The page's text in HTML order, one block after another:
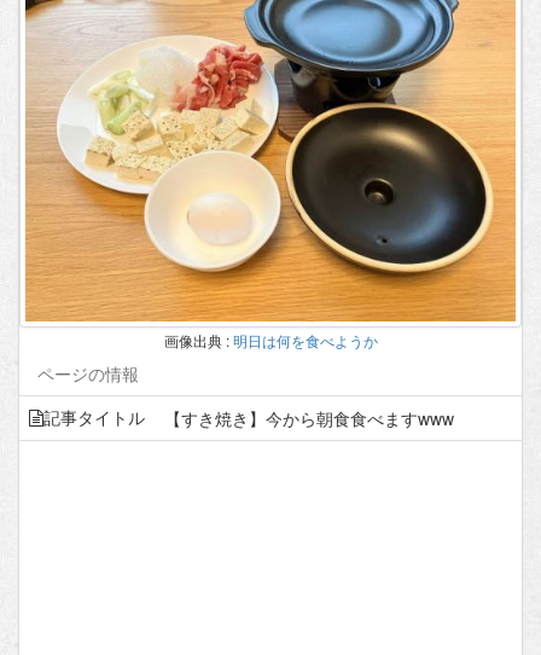
明日は何を食べようか
ページの情報
記事タイトル 【すき焼き】今から朝食食べますwww